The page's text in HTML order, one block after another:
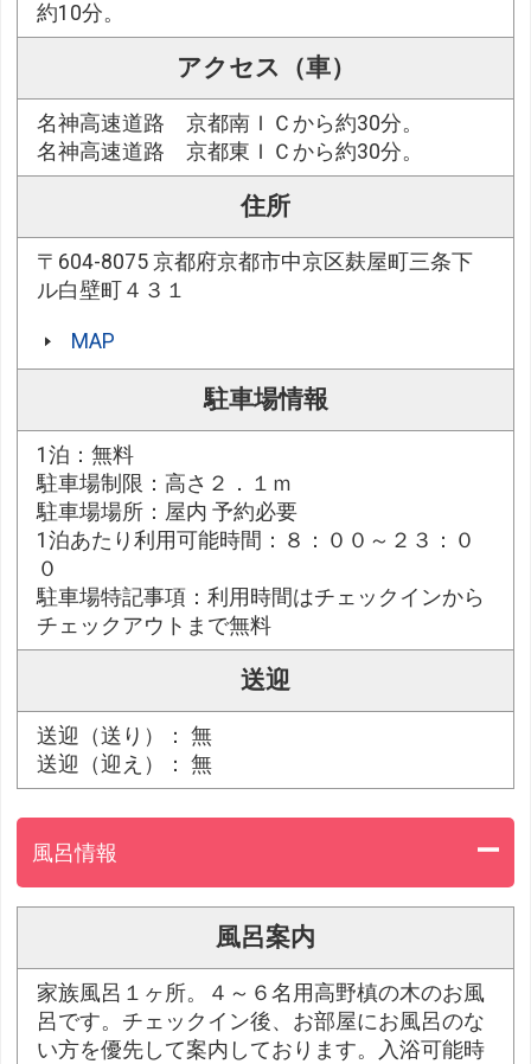
約10分。
アクセス（車）
名神高速道路 京都南ＩＣから約30分。
名神高速道路 京都東ＩＣから約30分。
住所
〒604-8075 京都府京都市中京区麸屋町三条下
ル白壁町４３１
MAP
駐車場情報
1泊：無料
駐車場制限：高さ２．１ｍ
駐車場場所：屋内 予約必要
1泊あたり利用可能時間：８：００～２３：０
０
駐車場特記事項：利用時間はチェックインから
チェックアウトまで無料
送迎
送迎（送り）： 無
送迎（迎え）： 無
風呂情報
風呂案内
家族風呂１ヶ所。４～６名用高野槙の木のお風
呂です。チェックイン後、お部屋にお風呂のな
い方を優先して案内しております。入浴可能時